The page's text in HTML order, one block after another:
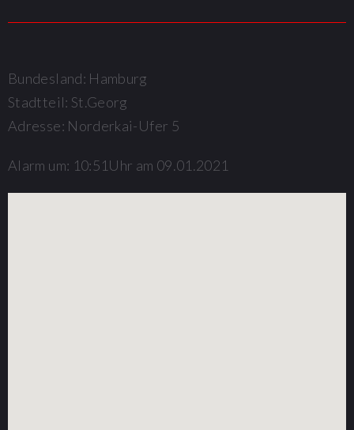
Bundesland: Hamburg
Stadtteil: St.Georg
Adresse: Norderkai-Ufer 5
Alarm um: 10:51Uhr am 09.01.2021